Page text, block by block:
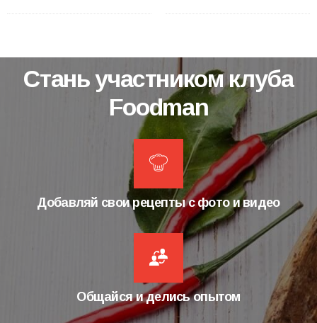
Стань участником клуба
Foodman
Добавляй свои рецепты с фото и видео
Общайся и делись опытом